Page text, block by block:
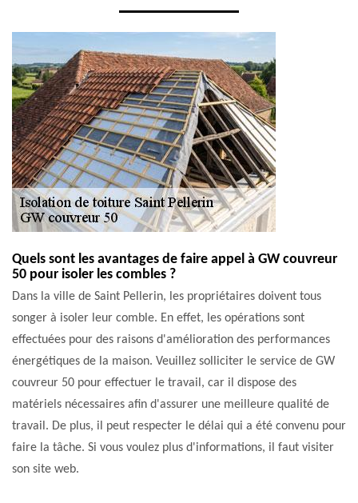
Quels sont les avantages de faire appel à GW couvreur
50 pour isoler les combles ?
Dans la ville de Saint Pellerin, les propriétaires doivent tous
songer à isoler leur comble. En effet, les opérations sont
effectuées pour des raisons d'amélioration des performances
énergétiques de la maison. Veuillez solliciter le service de GW
couvreur 50 pour effectuer le travail, car il dispose des
matériels nécessaires afin d'assurer une meilleure qualité de
travail. De plus, il peut respecter le délai qui a été convenu pour
faire la tâche. Si vous voulez plus d'informations, il faut visiter
son site web.